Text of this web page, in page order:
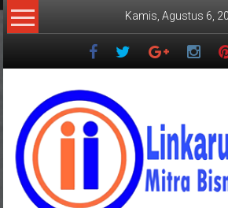
Lompat
ke
Kamis, Agustus 6,